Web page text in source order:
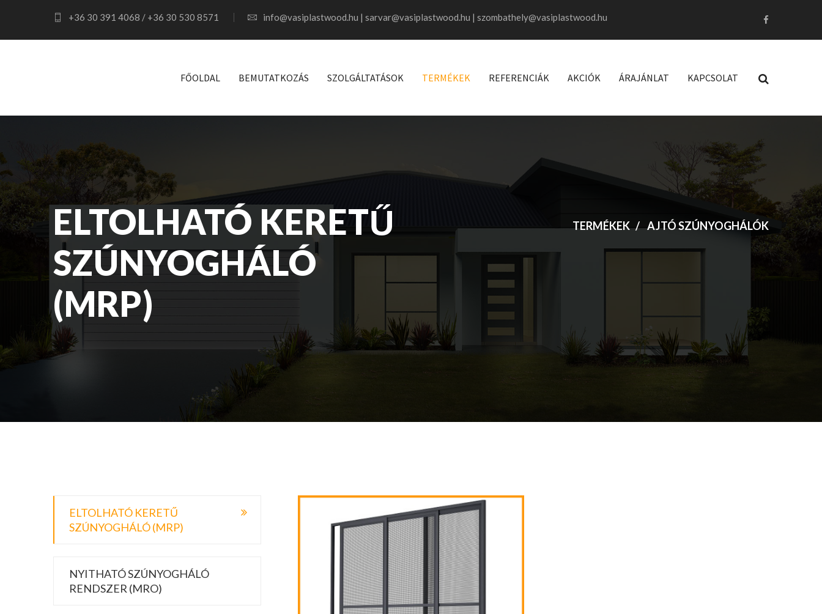
+36 30 391 4068 / +36 30 530 8571 info@vasiplastwood.hu | sarvar@vasiplastwood.hu | szombathely@vasiplastwood.hu
FŐOLDAL BEMUTATKOZÁS SZOLGÁLTATÁSOK TERMÉKEK REFERENCIÁK AKCIÓK ÁRAJÁNLAT KAPCSOLAT
ELTOLHATÓ KERETŰ
SZÚNYOGHÁLÓ
(MRP)
TERMÉKEK AJTÓ SZÚNYOGHÁLÓK
ELTOLHATÓ KERETŰ
SZÚNYOGHÁLÓ (MRP)
NYITHATÓ SZÚNYOGHÁLÓ
RENDSZER (MRO)